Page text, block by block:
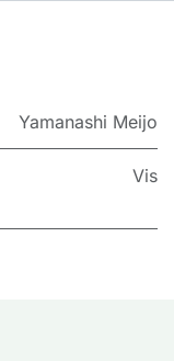
Yamanashi Meijo
Vis